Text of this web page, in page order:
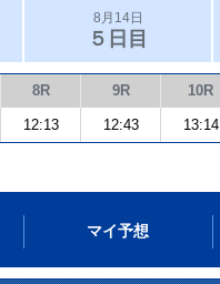
8月14日
５日目
8R 9R 10R
12:13 12:43 13:14
マイ予想